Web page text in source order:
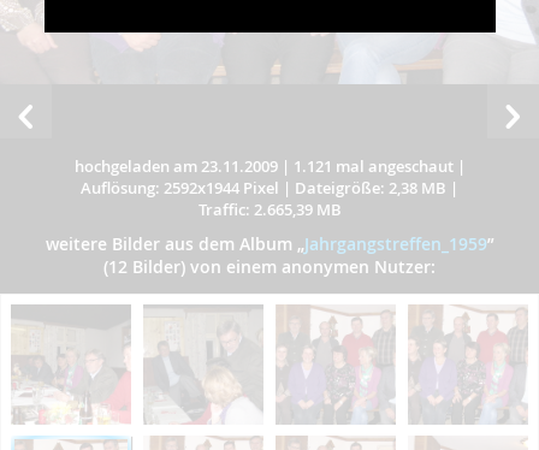
hochgeladen am 23.11.2009| 1.121 mal angeschaut|
Auflösung: 2592x1944 Pixel | Dateigröße: 2,38 MB |
Traffic: 2.665,39 MB
weitere Bilder aus dem Album „Jahrgangstreffen_1959”
(12 Bilder) von einem anonymen Nutzer: